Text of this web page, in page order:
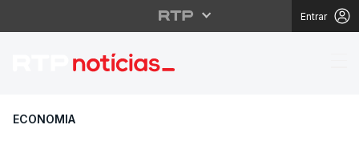
Entrar
Mais de mil
ECONOMIA